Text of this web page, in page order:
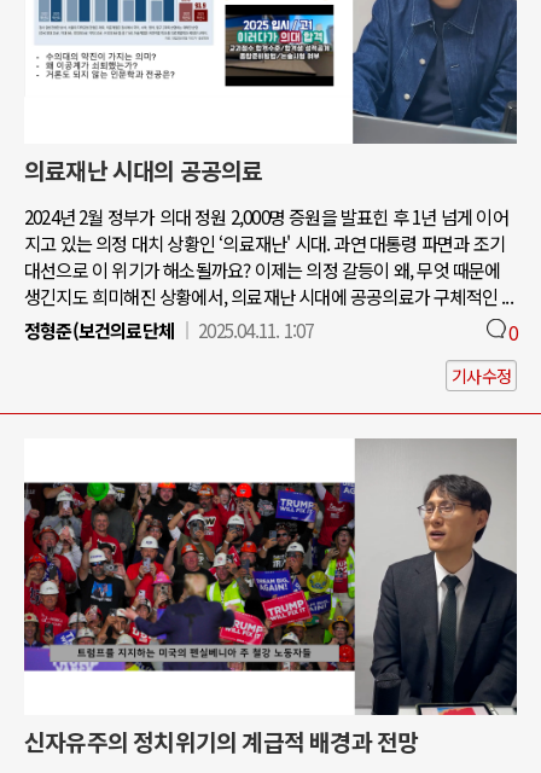
의료재난 시대의 공공의료
2024년 2월 정부가 의대 정원 2,000명 증원을 발표힌 후 1년 넘게 이어
지고 있는 의정 대치 상황인 ‘의료재난' 시대. 과연 대통령 파면과 조기
대선으로 이 위기가 해소될까요? 이제는 의정 갈등이 왜, 무엇 때문에
생긴지도 희미해진 상황에서, 의료재난 시대에 공공의료가 구체적인 ...
정형준(보건의료단체
2025.04.11. 1:07 0
기사수정
신자유주의 정치위기의 계급적 배경과 전망